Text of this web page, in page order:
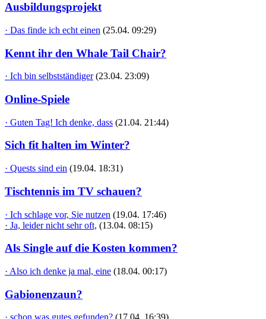
Ausbildungsprojekt
· Das finde ich echt einen (25.04. 09:29)
Kennt ihr den Whale Tail Chair?
· Ich bin selbstständiger (23.04. 23:09)
Online-Spiele
· Guten Tag! Ich denke, dass (21.04. 21:44)
Sich fit halten im Winter?
· Quests sind ein (19.04. 18:31)
Tischtennis im TV schauen?
· Ich schlage vor, Sie nutzen (19.04. 17:46)
· Ja, leider nicht sehr oft, (13.04. 08:15)
Als Single auf die Kosten kommen?
· Also ich denke ja mal, eine (18.04. 00:17)
Gabionenzaun?